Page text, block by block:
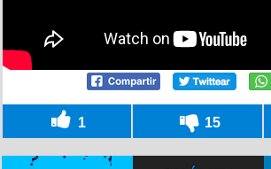
1 15